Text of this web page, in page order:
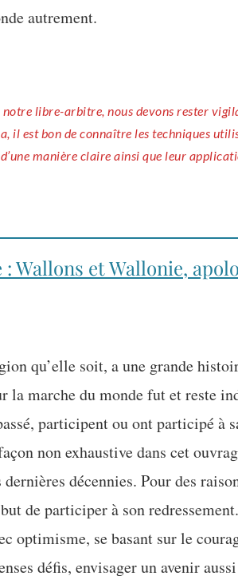
autrement.
il est bon de connaître les techniques
manière claire ainsi que leur
Wallons et Wallonie,
qu’elle soit, a une grande
la marche du monde fut et reste
participent ou ont participé à
non exhaustive dans cet
décennies. Pour des
de participer à son
optimisme, se basant sur le
défis, envisager un avenir